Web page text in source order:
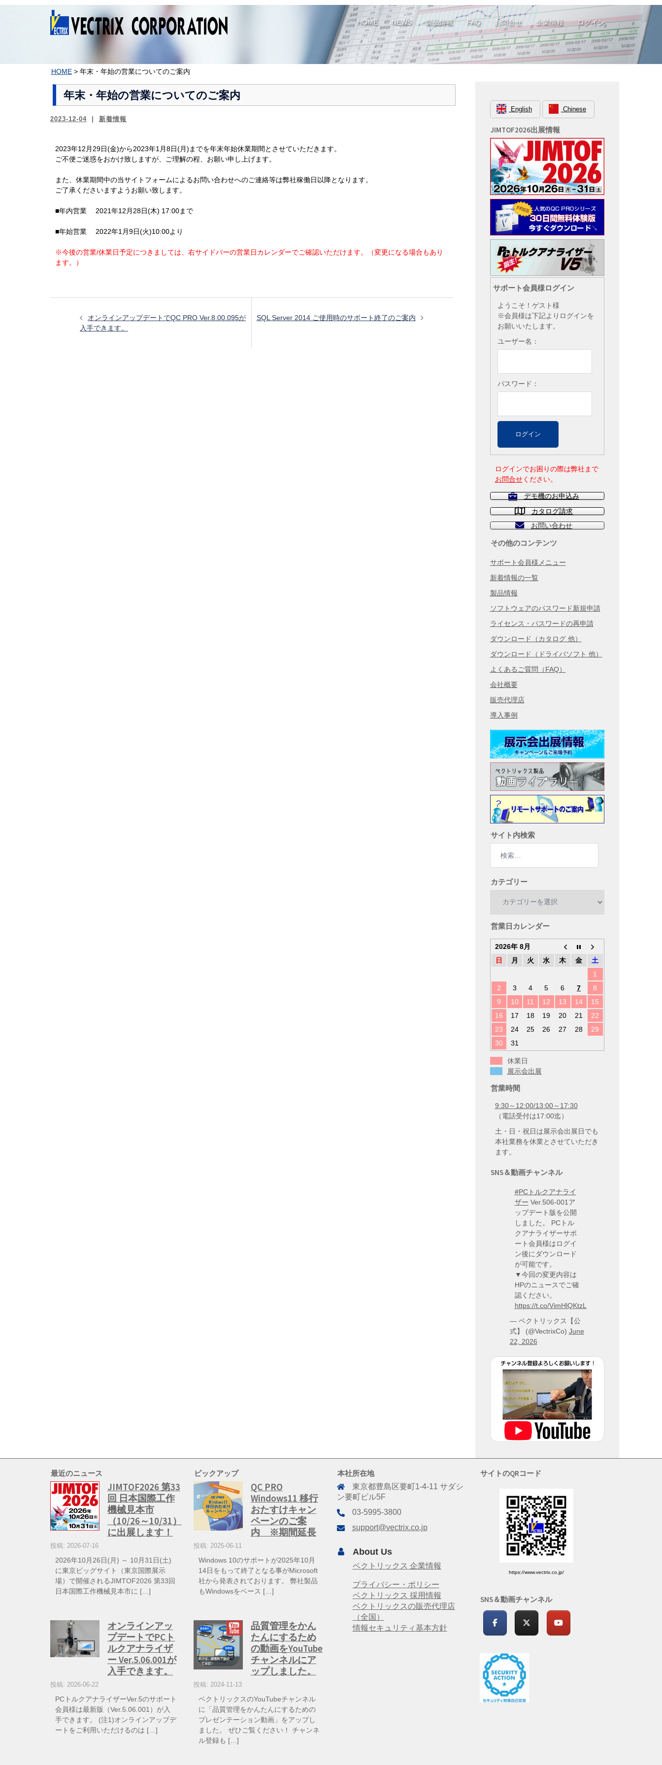
HOME NEWS 製品情報 FAQ お問合せ 企業情報 ログイン
HOME> 年末・年始の営業についてのご案内
年末・年始の営業についてのご案内
2023-12-04 新着情報
2023年12月29日(金)から2023年1月8日(月)までを年末年始休業期間とさせていただきます。
ご不便ご迷惑をおかけ致しますが、ご理解の程、お願い申し上げます。
また、休業期間中の当サイトフォームによるお問い合わせへのご連絡等は弊社稼働日以降となります。
ご了承くださいますようお願い致します。
■年内営業 2021年12月28日(木) 17:00まで
■年始営業 2022年1月9日(火)10:00より
※今後の営業/休業日予定につきましては、右サイドバーの営業日カレンダーでご確認いただけます。
（変更になる場合もあり
ます。）
オンラインアップデートでQC PRO Ver.8.00.095が
入手できます。
SQL Server 2014 ご使用時のサポート終了のご案内
English Chinese
JIMTOF2026出展情報
サポート会員様ログイン
ようこそ！ゲスト様
※会員様は下記よりログインを
お願いいたします。
ユーザー名：
パスワード：
ログインでお困りの際は弊社まで
お問合せください。
デモ機のお申込み
カタログ請求
お問い合わせ
その他のコンテンツ
サポート会員様メニュー
新着情報の一覧
製品情報
ソフトウェアのパスワード新規申請
ライセンス・パスワードの再申請
ダウンロード（カタログ 他）
ダウンロード（ドライバソフト 他）
よくあるご質問（FAQ）
会社概要
販売代理店
導入事例
サイト内検索
カテゴリー
リ
営業日カレンダー
2026年 8月
日
月 火 水 木 金
土
1
2
3 4 5 6 7
8
9
10 11 12 13 14
15
16
17 18 19 20 21
22
23
24 25 26 27 28
29
30
31
休業日
展示会出展
営業時間
9:30～12:00/13:00～17:30
（電話受付は17:00迄）
土・日・祝日は展示会出展日でも
本社業務を休業とさせていただき
ます。
SNS＆動画チャンネル
#PCトルクアナライ
ザー Ver.506-001ア
ップデート版を公開
しました。 PCトル
クアナライザーサポ
ート会員様はログイ
ン後にダウンロード
が可能です。
▼今回の変更内容は
HPのニュースでご確
認ください。
https://t.co/VimHlQKtzL
— ベクトリックス【公
式】 (@VectrixCo) June
22, 2026
最近のニュース
JIMTOF2026 第33
回 日本国際工作
機械見本市
（10/26～10/31）
に出展します！
投稿: 2026-07-16
2026年10月26日(月) ～ 10月31日(土)
に東京ビッグサイト（東京国際展示
場）で開催されるJIMTOF2026 第33回
日本国際工作機械見本市に […]
オンラインアッ
プデートでPCト
ルクアナライザ
ー Ver.5.06.001が
入手できます。
投稿: 2026-06-22
PCトルクアナライザーVer.5のサポート
会員様は最新版（Ver.5.06.001）が入
手できます。 (注1)オンラインアップデ
ートをご利用いただけるのは […]
ピックアップ
QC PRO
Windows11 移行
おたすけキャン
ペーンのご案
内 ※期間延長
投稿: 2025-06-11
Windows 10のサポートが2025年10月
14日をもって終了となる事がMicrosoft
社から発表されております。 弊社製品
もWindowsをベース […]
品質管理をかん
たんにするため
の動画をYouTube
チャンネルにア
ップしました。
投稿: 2024-11-13
ベクトリックスのYouTubeチャンネル
に「品質管理をかんたんにするための
プレゼンテーション動画」をアップし
ました。 ぜひご覧ください！ チャンネ
ル登録も […]
本社所在地
東京都豊島区要町1-4-11 サダシ
ン要町ビル5F
03-5995-3800
support@vectrix.co.jp
About Us
ベクトリックス 企業情報
プライバシー・ポリシー
ベクトリックス 採用情報
ベクトリックスの販売代理店
（全国）
情報セキュリティ基本方針
サイトのQRコード
https://www.vectrix.co.jp/
SNS＆動画チャンネル